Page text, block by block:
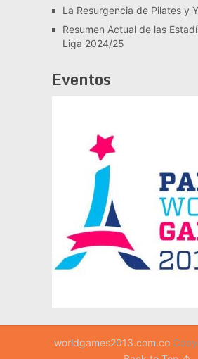
La Resurgencia de Pilates y
Resumen Actual de las
Liga 2024/25
Eventos
worldgames2013.com.co